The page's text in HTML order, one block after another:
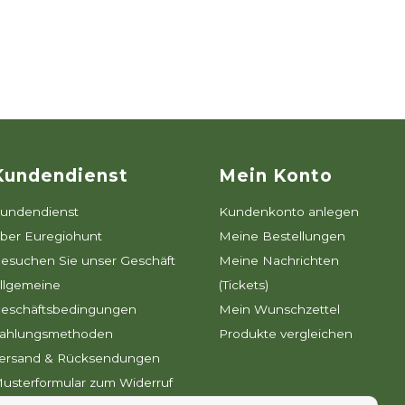
Euregiohunt
Sie unser Geschäft
& Rücksendungen
zum Widerruf
Mein Konto
Kundenkonto anlegen
Meine Bestellungen
Meine Nachrichten
(Tickets)
Mein Wunschzettel
Produkte vergleichen